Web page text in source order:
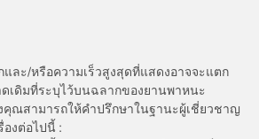
ละ/หรือความเร็วสูงสุดที่แสดงอาจจะแตก
เดิมที่ระบุไว้บนฉลากของยานพาหนะ
คุณสามารถให้คำปรึกษาในฐานะผู้เชี่ยวชาญ
องต่อไปนี้ :